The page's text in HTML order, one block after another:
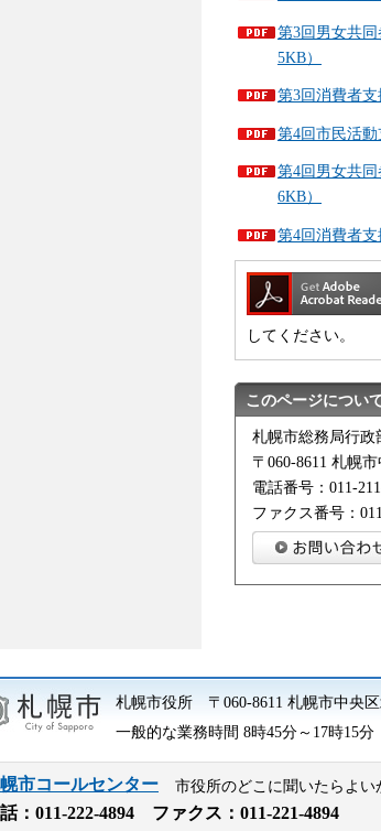
第3回男女共
5KB）
第3回消費者
第4回市民活
第4回男女共
6KB）
第4回消費者
してください。
このページについ
札幌市総務局行政
〒060-8611 札幌
電話番号：011-
ファクス番号：
札幌市役所 〒060-8611 札幌市中央
一般的な業務時間 8時45分～17時15
市コールセンター 市役所のどこに聞いたらよい
： 011-222-4894 ファクス：011-221-4894